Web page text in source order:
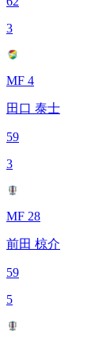
3
MF 4
田口 泰士
59
3
MF 28
前田 椋介
59
5